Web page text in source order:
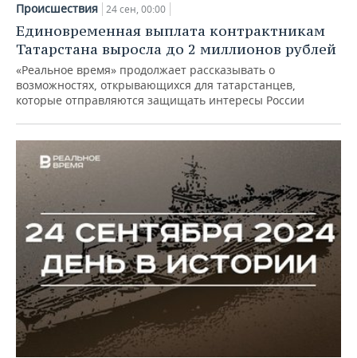
Происшествия 24 сен, 00:00
Единовременная выплата контрактникам
Татарстана выросла до 2 миллионов рублей
«Реальное время» продолжает рассказывать о
возможностях, открывающихся для татарстанцев,
которые отправляются защищать интересы России